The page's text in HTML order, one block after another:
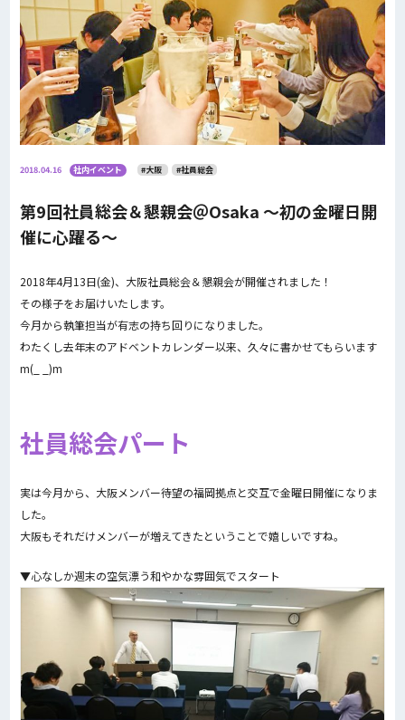
2018.04.16 社内イベント #大阪 #社員総会
第9回社員総会＆懇親会＠Osaka 〜初の金曜日開
催に心躍る〜
2018年4月13日(金)、大阪社員総会＆懇親会が開催されました！
その様子をお届けいたします。
今月から執筆担当が有志の持ち回りになりました。
わたくし去年末のアドベントカレンダー以来、久々に書かせてもらいます
m(_ _)m
社員総会パート
実は今月から、大阪メンバー待望の福岡拠点と交互で金曜日開催になりま
した。
大阪もそれだけメンバーが増えてきたということで嬉しいですね。
▼心なしか週末の空気漂う和やかな雰囲気でスタート